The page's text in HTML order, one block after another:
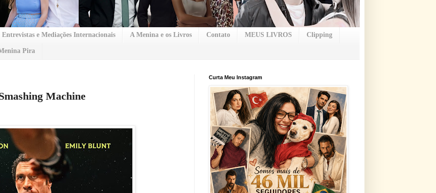
Entrevistas e Mediações Internacionais A Menina e os Livros Contato MEUS LIVROS Clipping
Pira
Machine
Curta Meu Instagram